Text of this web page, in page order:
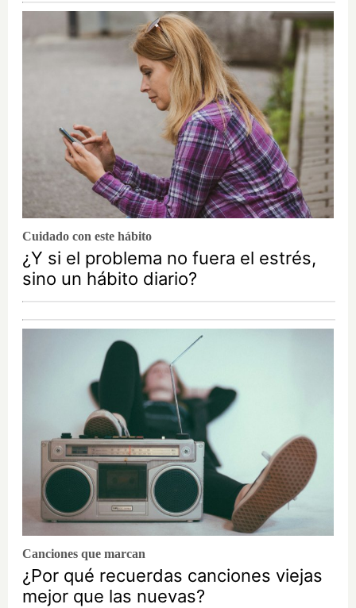
Cuidado con este hábito
¿Y si el problema no fuera el estrés,
sino un hábito diario?
Canciones que marcan
¿Por qué recuerdas canciones viejas
mejor que las nuevas?